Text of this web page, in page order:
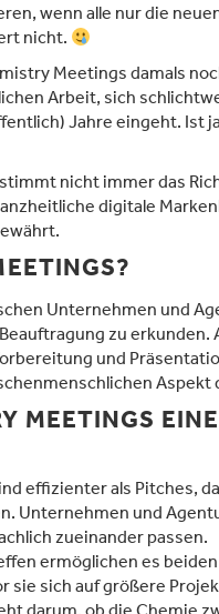
wenn alle nur die
nicht.
Meetings damals
Arbeit, sich
Jahre eingeht. Ist
nicht immer das
digitale
Unternehmen und
zu erkunden.
und
Aspekt
MEETINGS
effizienter als Pitches,
Unternehmen und
zueinander passen.
ermöglichen es
sie sich auf größere
darum, ob die Chemie